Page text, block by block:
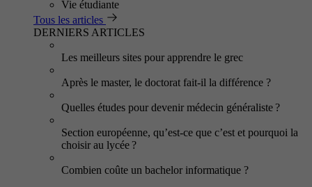
Vie étudiante
Tous les articles
DERNIERS ARTICLES
Les meilleurs sites pour apprendre le grec
Après le master, le doctorat fait-il la différence ?
Quelles études pour devenir médecin généraliste ?
Section européenne, qu’est-ce que c’est et pourquoi la
choisir au lycée ?
Combien coûte un bachelor informatique ?